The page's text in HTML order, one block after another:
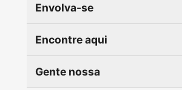
Envolva-se
Encontre aqui
Gente nossa